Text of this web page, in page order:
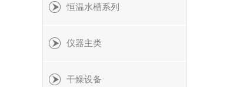
恒温水槽系列
仪器主类
干燥设备